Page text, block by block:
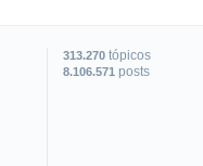
313.270 tópicos
8.106.571 posts